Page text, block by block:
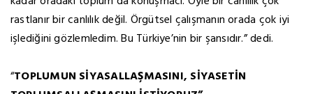
rastlanır bir canlılık değil. Örgütsel çalışmanın orada çok iyi
işlediğini gözlemledim. Bu Türkiye’nin bir şansıdır.” dedi.
“TOPLUMUN SİYASALLAŞMASINI, SİYASETİN